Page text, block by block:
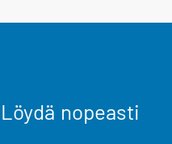
Löydä nopeasti